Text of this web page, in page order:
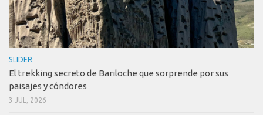
SLIDER
El trekking secreto de Bariloche que sorprende por sus
paisajes y cóndores
3 JUL, 2026